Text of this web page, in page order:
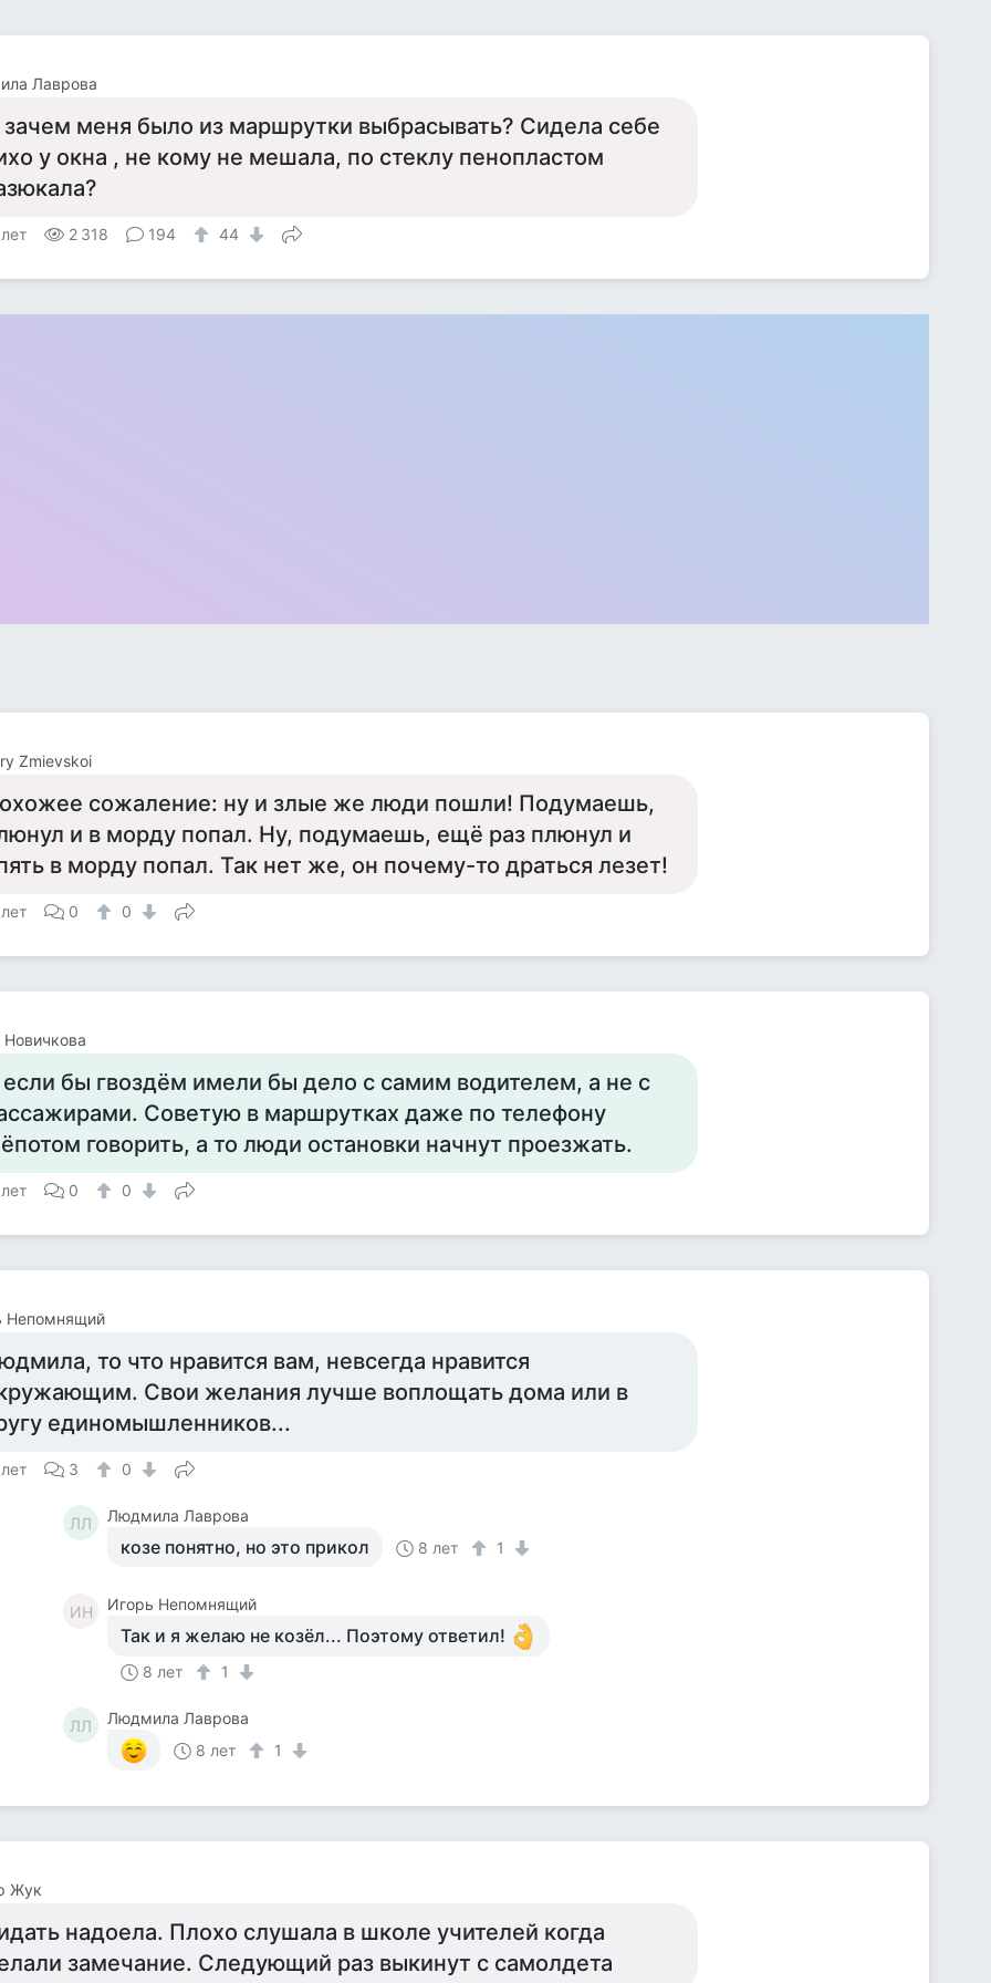
Лаврова
меня было из маршрутки выбрасывать? Сидела себе
у окна , не кому не мешала, по стеклу пенопластом
2 318 194 44
Zmievskoi
сожаление: ну и злые же люди пошли! Подумаешь,
и в морду попал. Ну, подумаешь, ещё раз плюнул и
в морду попал. Так нет же, он почему-то драться лезет!
0 0
Новичкова
бы гвоздём имели бы дело с самим водителем, а не с
Советую в маршрутках даже по телефону
говорить, а то люди остановки начнут проезжать.
0 0
Непомнящий
то что нравится вам, невсегда нравится
Свои желания лучше воплощать дома или в
единомышленников...
3 0
ЛЛ Людмила Лаврова
козе понятно, но это прикол 8 лет 1
ИН Игорь Непомнящий
Так и я желаю не козёл... Поэтому ответил!
8 лет 1
ЛЛ
Людмила Лаврова
8 лет
1
Жук
надоела. Плохо слушала в школе учителей когда
замечание. Следующий раз выкинут с самолдета